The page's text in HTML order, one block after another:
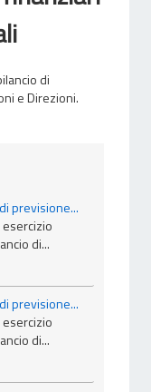
di
e Direzioni.
previsione...
di...
previsione...
di...